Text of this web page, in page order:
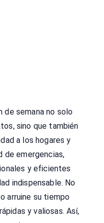
de semana no solo
sino que también
a los hogares y
de emergencias,
y eficientes
indispensable. No
arruine su tiempo
y valiosas. Así,